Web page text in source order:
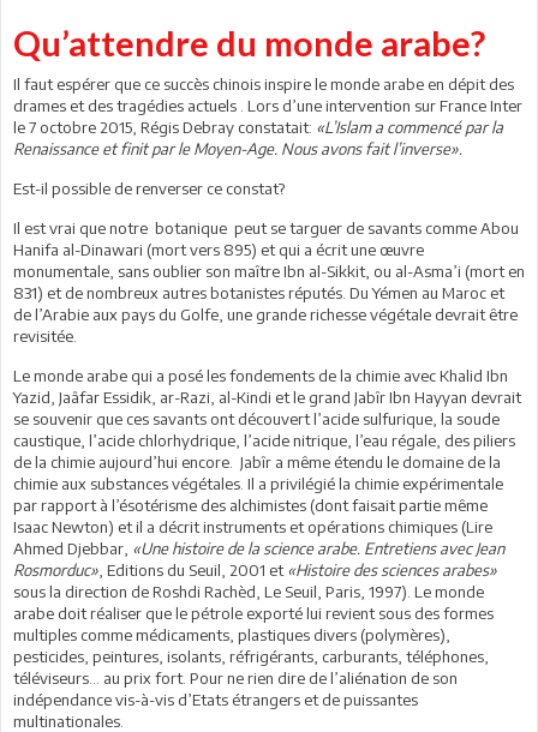
Qu’attendre du monde arabe?
Il faut espérer que ce succès chinois inspire le monde arabe en dépit des
drames et des tragédies actuels . Lors d’une intervention sur France Inter
le 7 octobre 2015, Régis Debray constatait: «L’Islam a commencé par la
Renaissance et finit par le Moyen-Age. Nous avons fait l’inverse».
Est-il possible de renverser ce constat?
Il est vrai que notre botanique peut se targuer de savants comme Abou
Hanifa al-Dinawari (mort vers 895) et qui a écrit une œuvre
monumentale, sans oublier son maître Ibn al-Sikkit, ou al-Asma’i (mort en
831) et de nombreux autres botanistes réputés. Du Yémen au Maroc et
de l’Arabie aux pays du Golfe, une grande richesse végétale devrait être
revisitée.
Le monde arabe qui a posé les fondements de la chimie avec Khalid Ibn
Yazid, Jaâfar Essidik, ar-Razi, al-Kindi et le grand Jabîr Ibn Hayyan devrait
se souvenir que ces savants ont découvert l’acide sulfurique, la soude
caustique, l’acide chlorhydrique, l’acide nitrique, l’eau régale, des piliers
de la chimie aujourd’hui encore. Jabîr a même étendu le domaine de la
chimie aux substances végétales. Il a privilégié la chimie expérimentale
par rapport à l’ésotérisme des alchimistes (dont faisait partie même
Isaac Newton) et il a décrit instruments et opérations chimiques (Lire
Ahmed Djebbar, «Une histoire de la science arabe. Entretiens avec Jean
Rosmorduc» , Editions du Seuil, 2001 et«Histoire des sciences arabes»
sous la direction de Roshdi Rachèd, Le Seuil, Paris, 1997). Le monde
arabe doit réaliser que le pétrole exporté lui revient sous des formes
multiples comme médicaments, plastiques divers (polymères),
pesticides, peintures, isolants, réfrigérants, carburants, téléphones,
téléviseurs… au prix fort. Pour ne rien dire de l’aliénation de son
indépendance vis-à-vis d’Etats étrangers et de puissantes
multinationales.